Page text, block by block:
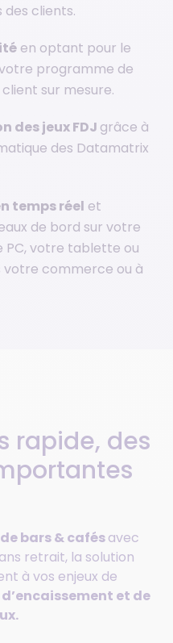
clients.
en optant pour le
programme de
sur mesure.
des jeux FDJ grâce à
des Datamatrix
temps réel et
de bord sur votre
PC, votre tablette ou
commerce ou à
rapide, des
bars & cafésavec
retrait, la solution
à vos enjeux de
et de